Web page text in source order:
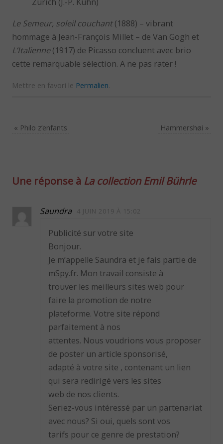
Le Semeur, soleil couchant(1888) – vibrant
hommage à Jean-François Millet – de Van Gogh et
L’Italienne(1917) de Picasso concluent avec brio
cette remarquable sélection. A ne pas rater !
Mettre en favori le Permalien
« Philo z’enfants Hammershøi »
Une réponse à La collection Emil Bührle
Saundra 4 JUIN 2019 À 15:02
Publicité sur votre site
Bonjour.
Je m’appelle Saundra et je fais partie de
mSpy.fr. Mon travail consiste à
trouver les meilleurs sites web pour
faire la promotion de notre
plateforme. Votre site répond
parfaitement à nos
attentes. Nous voudrions vous proposer
de poster un article sponsorisé,
adapté à votre site , contenant un lien
qui sera redirigé vers les sites
web de nos clients.
Seriez-vous intéressé par un partenariat
avec nous? Si oui, quels sont vos
tarifs pour ce genre de prestation?